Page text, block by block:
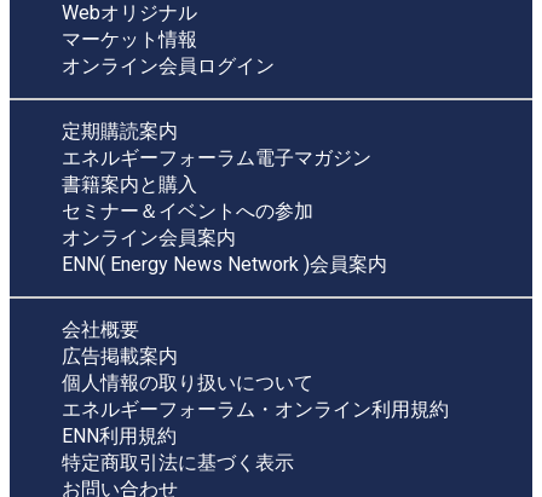
Webオリジナル
マーケット情報
オンライン会員ログイン
定期購読案内
エネルギーフォーラム電子マガジン
書籍案内と購入
セミナー＆イベントへの参加
オンライン会員案内
ENN( Energy News Network )会員案内
会社概要
広告掲載案内
個人情報の取り扱いについて
エネルギーフォーラム・オンライン利用規約
ENN利用規約
特定商取引法に基づく表示
お問い合わせ